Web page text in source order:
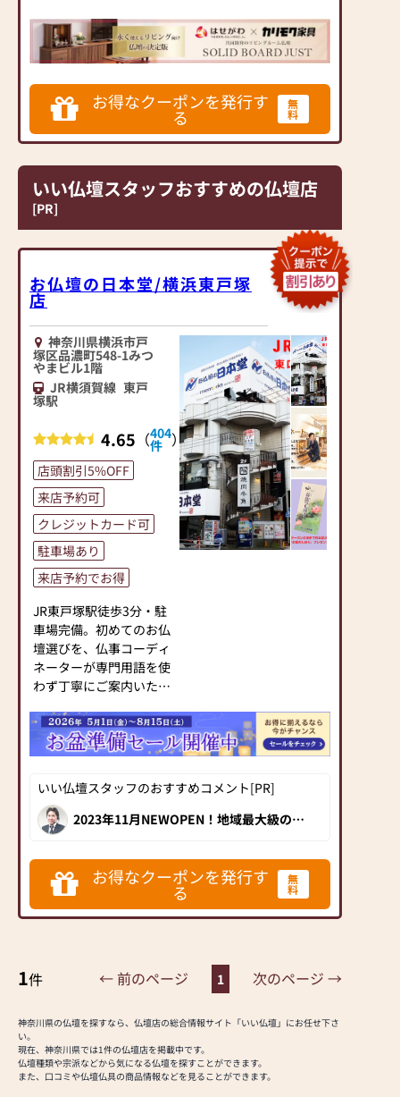
ー「カリモク家具」との
協同開発で、現代の住宅
にあったモダンなお仏壇
を作っています。他にも
国内の家具専門メーカー
と作り上げたお仏壇コレ
クションがあり、祈る人
カタチを提案します。
≪はせがわ店舗サービス
のご案内≫
●仏壇・仏具・お墓・相
●ご来店予約(ページ内
の「来店予約ボタン」か
らお申込ください)
●お電話(ご相談や商品
のご注文を承ります。お
電話時に「いい仏壇を見
た」とお伝えください)
スタッフがご相談や商品
ご購入のお手続きを致し
ます)
≪お仏壇のはせがわより
お客様へ≫
「仏壇や仏具をお探しで
したら、ぜひお仏壇のは
せがわにお越しくださ
い。当店は幅広い品揃え
とリーズナブルな価格で
お客様をお迎えしていま
す。
仏壇には様々な種類がご
の仏壇やモダンなデザイ
ンの仏壇、またコンパク
トなサイズの仏壇など、
て選ぶことができます。
仏壇の素材や彫刻、仏像
の種類も豊富にご用意し
ご供養いただける仏壇を
見つけていただけます。
さらに、仏具も充実して
アイテムも豊富に揃えて
宅のお仏壇に合わせて、
当店の魅力は、品質と価
格のバランスです。品質
す。
ぜひお立ち寄りくださ
い。ご来店をお待ちして
おります。
▶「お手々のしわとしわ
を合わせてしあわせ なー
むー」のCMでおなじ
み。仏壇販売のリーディ
ングカンパニー
▶「カリモク家具」など
と、モダンなインテリア
にマッチするお仏壇を展
開
◆◆ お陰様で創業94年
◆◆
国内130店舗以上のスケ
ールメリットと東証上場
の信頼。創業以来、親
切・丁寧な説明と対応を
心がけ、年間約25,000基
のお仏壇、約3,000基の
お墓を納めています。
「お仏壇のはせがわ」で
は、さまざまな供養（対
話の場づくり）の形をご
提案しております。ご自
身、ご家族にあった供養
や、お困りのことなどご
ざいましたら、ぜひ、お
気軽にご相談ください。
店内にはお仏壇・お仏
具・お位牌・お線香・お
ております。1,000種類
以上の組み合わせの中か
壇・お仏具をご提案いた
します。
≪「カリモク家具」との
協同開発≫
お仏壇のはせがわは、日
本を代表する家具メーカ
ー「カリモク家具」との
を作っています。他にも
国内の家具専門メーカー
クションがあり、祈る人
と偲ぶ人をつなぐ新しい
カタチを提案します。
お得なクーポンを発行す
る
無
料
いい仏壇スタッフおすすめの仏壇店
[PR]
お仏壇の日本堂/横浜東戸塚
店
神奈川県横浜市戸
塚区品濃町548-1みつ
やまビル1階
JR横須賀線 東戸
塚駅
4.65 （404
件 ）
店頭割引5%OFF
来店予約可
クレジットカード可
駐車場あり
来店予約でお得
JR東戸塚駅徒歩3分・駐
車場完備。初めてのお仏
壇選びを、仏事コーディ
ネーターが専門用語を使
わず丁寧にご案内いたし
統型まで常時150基展示
中。広く明るい店内に、
車椅子・ベビーカーごと
お入りいただける「みん
なのトイレ」や赤ちゃん
連れでも安心の授乳室も
ございます。
◆来店予約キャンペーン
開催中◆
１、Amazonギフト券
３、更にお値引き3,000
※キャンペーン適用には
条件がございます。下記
ページよりご確認くださ
い。
いい仏壇スタッフのおすすめコメント[PR]
2023年11月NEWOPEN！地域最大級の展
されています。仏事小物も種類豊富に
様々取り揃え、スタッフさんが確かな商
品と知識、心からのおもてなしでお客様
を温かくお出迎えしてくれます。
お得なクーポンを発行す
る
無
料
1件 ← 前のページ 1 次のページ →
神奈川県の仏壇を探すなら、仏壇店の総合情報サイト「いい仏壇」にお任せ下さ
い。
現在、神奈川県では1件の仏壇店を掲載中です。
仏壇種類や宗派などから気になる仏壇を探すことができます。
また、口コミや仏壇仏具の商品情報などを見ることができます。